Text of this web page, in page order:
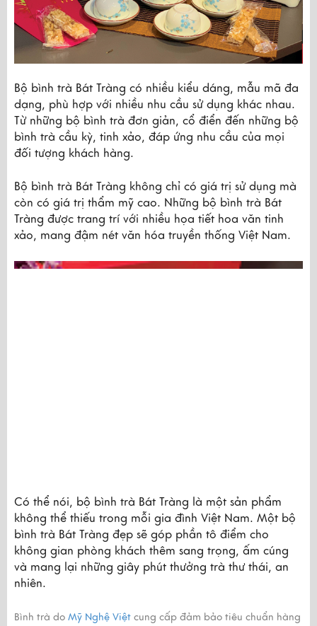
Bộ bình trà Bát Tràng có nhiều kiểu dáng, mẫu mã đa
dạng, phù hợp với nhiều nhu cầu sử dụng khác nhau.
Từ những bộ bình trà đơn giản, cổ điển đến những bộ
bình trà cầu kỳ, tinh xảo, đáp ứng nhu cầu của mọi
đối tượng khách hàng.
Bộ bình trà Bát Tràng không chỉ có giá trị sử dụng mà
còn có giá trị thẩm mỹ cao. Những bộ bình trà Bát
Tràng được trang trí với nhiều họa tiết hoa văn tinh
xảo, mang đậm nét văn hóa truyền thống Việt Nam.
Có thể nói, bộ bình trà Bát Tràng là một sản phẩm
không thể thiếu trong mỗi gia đình Việt Nam. Một bộ
bình trà Bát Tràng đẹp sẽ góp phần tô điểm cho
không gian phòng khách thêm sang trọng, ấm cúng
và mang lại những giây phút thưởng trà thư thái, an
nhiên.
Bình trà do Mỹ Nghệ Việt cung cấp đảm bảo tiêu chuẩn hàng